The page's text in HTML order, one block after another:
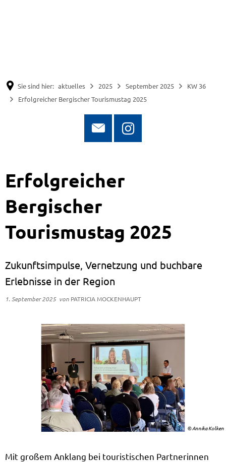
Sie sind hier: aktuelles 2025 September 2025
KW 36
Erfolgreicher Bergischer Tourismustag 2025
Erfolgreicher
Bergischer
Tourismustag 2025
Zukunftsimpulse, Vernetzung und buchbare
Erlebnisse in der Region
1. September 2025 von PATRICIA MOCKENHAUPT
© Annika Kolken
Mit großem Anklang bei touristischen Partnerinnen